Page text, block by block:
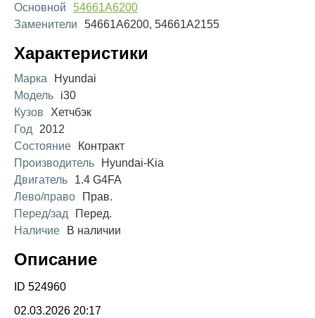
Основной
54661A6200
Заменители
54661A6200, 54661A2155
Характеристики
Марка
Hyundai
Модель
i30
Кузов
Хетчбэк
Год
2012
Состояние
Контракт
Производитель
Hyundai-Kia
Двигатель
1.4 G4FA
Лево/право
Прав.
Перед/зад
Перед.
Наличие
В наличии
Описание
ID 524960
02.03.2026 20:17